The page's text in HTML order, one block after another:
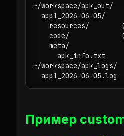
~/workspace/apk_out/
  app1_2026-06-05/
resources/
code/
    meta/
      apk_info.txt
~/workspace/apk_logs/
  app1_2026-06-05.log
Пример